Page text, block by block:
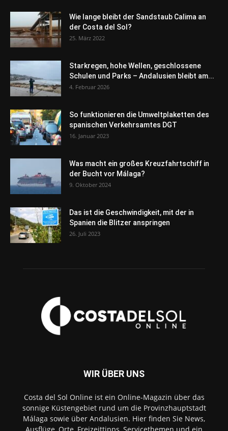
Wie lange bleibt der Sandstaub Calima an
der Costa del Sol?
25. März 2022
Starkregen, hohe Wellen, geschlossene
Schulen und Parks – Andalusien bleibt am...
4. Februar 2026
So funktionieren die Umweltplaketten des
spanischen Verkehrsamtes DGT
16. Januar 2023
Was macht ein großes Kreuzfahrtschiff in
der Bucht vor Málaga?
9. Oktober 2024
Das ist die Geschwindigkeit, mit der in
Spanien die Blitzer anspringen
26. Juli 2023
WIR ÜBER UNS
Costa del Sol Online ist ein Online-Magazin über das
sonnige Küstengebiet rund um die Provinzhauptstadt
Málaga sowie über Andalusien. Hier finden Sie News,